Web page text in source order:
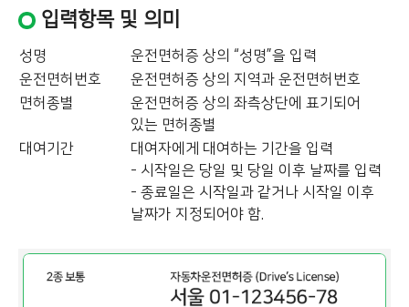
입력항목 및 의미
성명
운전면허증 상의 “성명”을 입력
운전면허번호
운전면허증 상의 지역과 운전면허번호
면허종별
운전면허증 상의 좌측상단에 표기되어
있는 면허종별
대여기간
대여자에게 대여하는 기간을 입력
- 시작일은 당일 및 당일 이후 날짜를 입력
- 종료일은 시작일과 같거나 시작일 이후
날짜가 지정되어야 함.